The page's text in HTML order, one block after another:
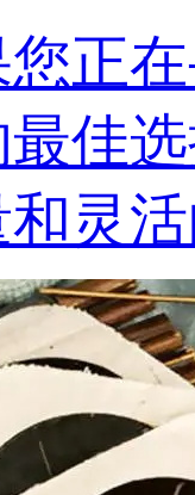
正
佳
和灵